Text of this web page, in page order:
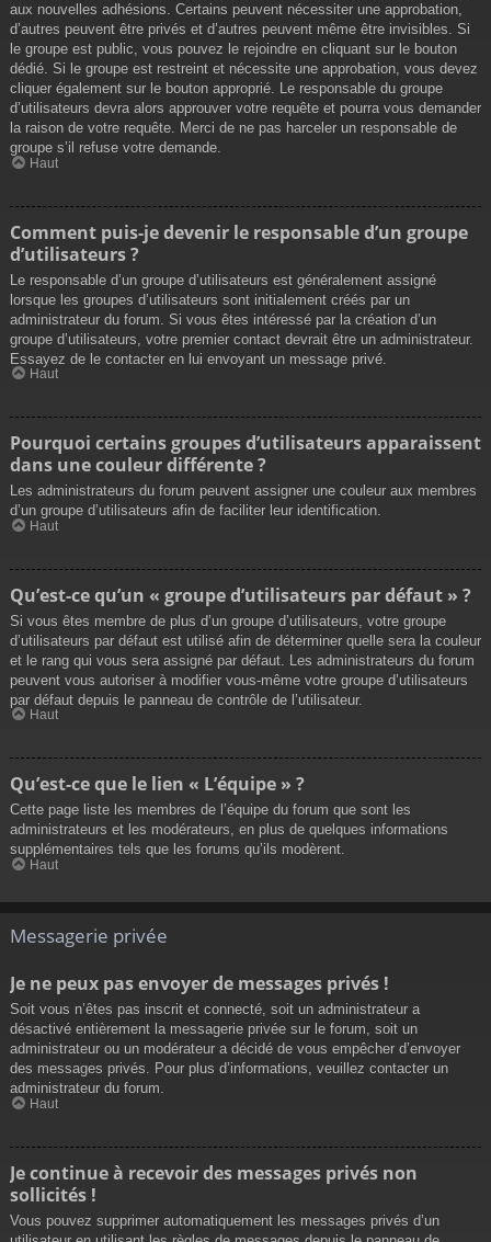
aux nouvelles adhésions. Certains peuvent nécessiter une approbation,
d’autres peuvent être privés et d’autres peuvent même être invisibles. Si
le groupe est public, vous pouvez le rejoindre en cliquant sur le bouton
dédié. Si le groupe est restreint et nécessite une approbation, vous devez
cliquer également sur le bouton approprié. Le responsable du groupe
d’utilisateurs devra alors approuver votre requête et pourra vous demander
la raison de votre requête. Merci de ne pas harceler un responsable de
groupe s’il refuse votre demande.
Haut
Comment puis-je devenir le responsable d’un groupe
d’utilisateurs ?
Le responsable d’un groupe d’utilisateurs est généralement assigné
lorsque les groupes d’utilisateurs sont initialement créés par un
administrateur du forum. Si vous êtes intéressé par la création d’un
groupe d’utilisateurs, votre premier contact devrait être un administrateur.
Essayez de le contacter en lui envoyant un message privé.
Haut
Pourquoi certains groupes d’utilisateurs apparaissent
dans une couleur différente ?
Les administrateurs du forum peuvent assigner une couleur aux membres
d’un groupe d’utilisateurs afin de faciliter leur identification.
Haut
Qu’est-ce qu’un « groupe d’utilisateurs par défaut » ?
Si vous êtes membre de plus d’un groupe d’utilisateurs, votre groupe
d’utilisateurs par défaut est utilisé afin de déterminer quelle sera la couleur
et le rang qui vous sera assigné par défaut. Les administrateurs du forum
peuvent vous autoriser à modifier vous-même votre groupe d’utilisateurs
par défaut depuis le panneau de contrôle de l’utilisateur.
Haut
Qu’est-ce que le lien « L’équipe » ?
Cette page liste les membres de l’équipe du forum que sont les
administrateurs et les modérateurs, en plus de quelques informations
supplémentaires tels que les forums qu’ils modèrent.
Haut
Messagerie privée
Je ne peux pas envoyer de messages privés !
Soit vous n’êtes pas inscrit et connecté, soit un administrateur a
désactivé entièrement la messagerie privée sur le forum, soit un
administrateur ou un modérateur a décidé de vous empêcher d’envoyer
des messages privés. Pour plus d’informations, veuillez contacter un
administrateur du forum.
Haut
Je continue à recevoir des messages privés non
sollicités !
Vous pouvez supprimer automatiquement les messages privés d’un